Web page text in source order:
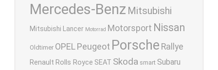
Mercedes-Benz Mitsubishi
Mitsubishi Lancer Motorrad Motorsport Nissan
Oldtimer OPELPeugeot Porsche Rallye
Renault Rolls Royce SEAT Skoda smart Subaru